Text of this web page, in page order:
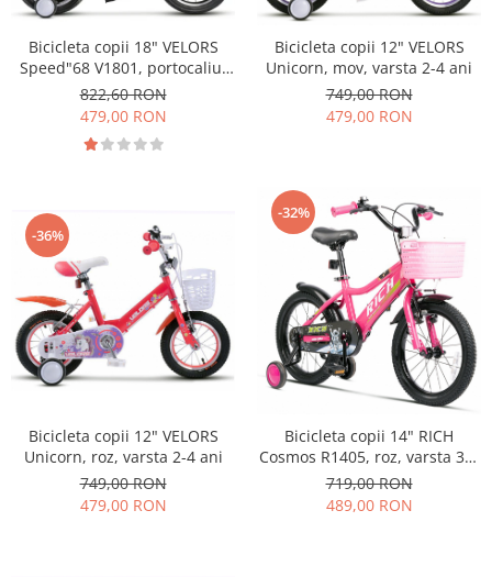
Bicicleta copii 18" VELORS
Speed"68 V1801, portocaliu,
varsta 5-7 ani
822,60 RON
479,00 RON
Bicicleta copii 12" VELORS
Unicorn, mov, varsta 2-4 ani
749,00 RON
479,00 RON
-36%
Bicicleta copii 12" VELORS
Unicorn, roz, varsta 2-4 ani
749,00 RON
479,00 RON
-32%
Bicicleta copii 14" RICH
Cosmos R1405, roz, varsta 3-5
ani
719,00 RON
489,00 RON